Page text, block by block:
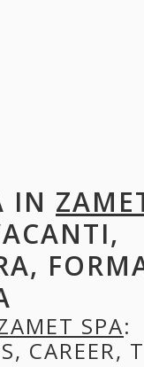
IN
SPA:
CAREER,